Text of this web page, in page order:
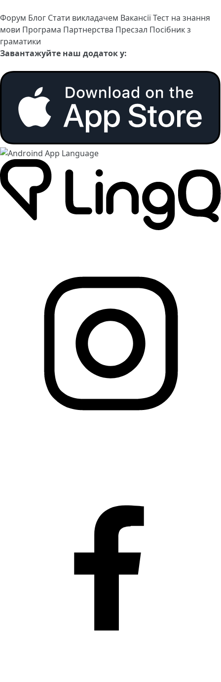
Форум Блог Стати викладачем ВакансіїТест на знання
мови Програма Партнерства Пресзал Посібник з
граматики
Завантажуйте наш додаток у: